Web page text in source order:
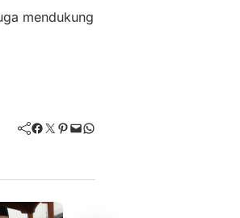
mendukung
Facebook Twitter Pinterest Mail WhatsApp